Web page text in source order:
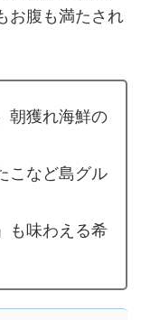
お腹も満たされ
朝獲れ海鮮の
こなど島グル
も味わえる希